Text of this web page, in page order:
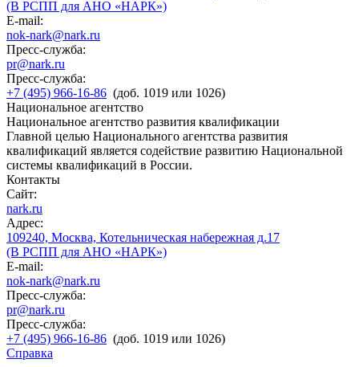
(В РСПП для АНО «НАРК»)
E-mail:
nok-nark@nark.ru
Пресс-служба:
pr@nark.ru
Пресс-служба:
+7 (495) 966-16-86 (доб. 1019 или 1026)
Национальное агентство
Национальное агентство развития квалификации
Главной целью Национального агентства развития
квалификаций является содействие развитию Национальной
системы квалификаций в России.
Контакты
Сайт:
nark.ru
Адрес:
109240, Москва, Котельническая набережная д.17
(В РСПП для АНО «НАРК»)
E-mail:
nok-nark@nark.ru
Пресс-служба:
pr@nark.ru
Пресс-служба:
+7 (495) 966-16-86 (доб. 1019 или 1026)
Справка